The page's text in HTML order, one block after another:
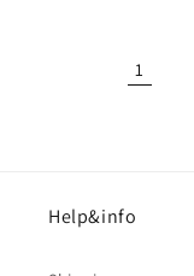
1
Help&info